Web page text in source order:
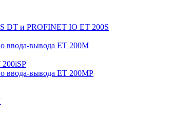
DT и PROFINET IO ET 200S
ввода-вывода ET 200M
ввода-вывода ET 200MP